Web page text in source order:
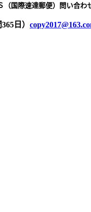
（国際速達郵便）問い合わ
日）